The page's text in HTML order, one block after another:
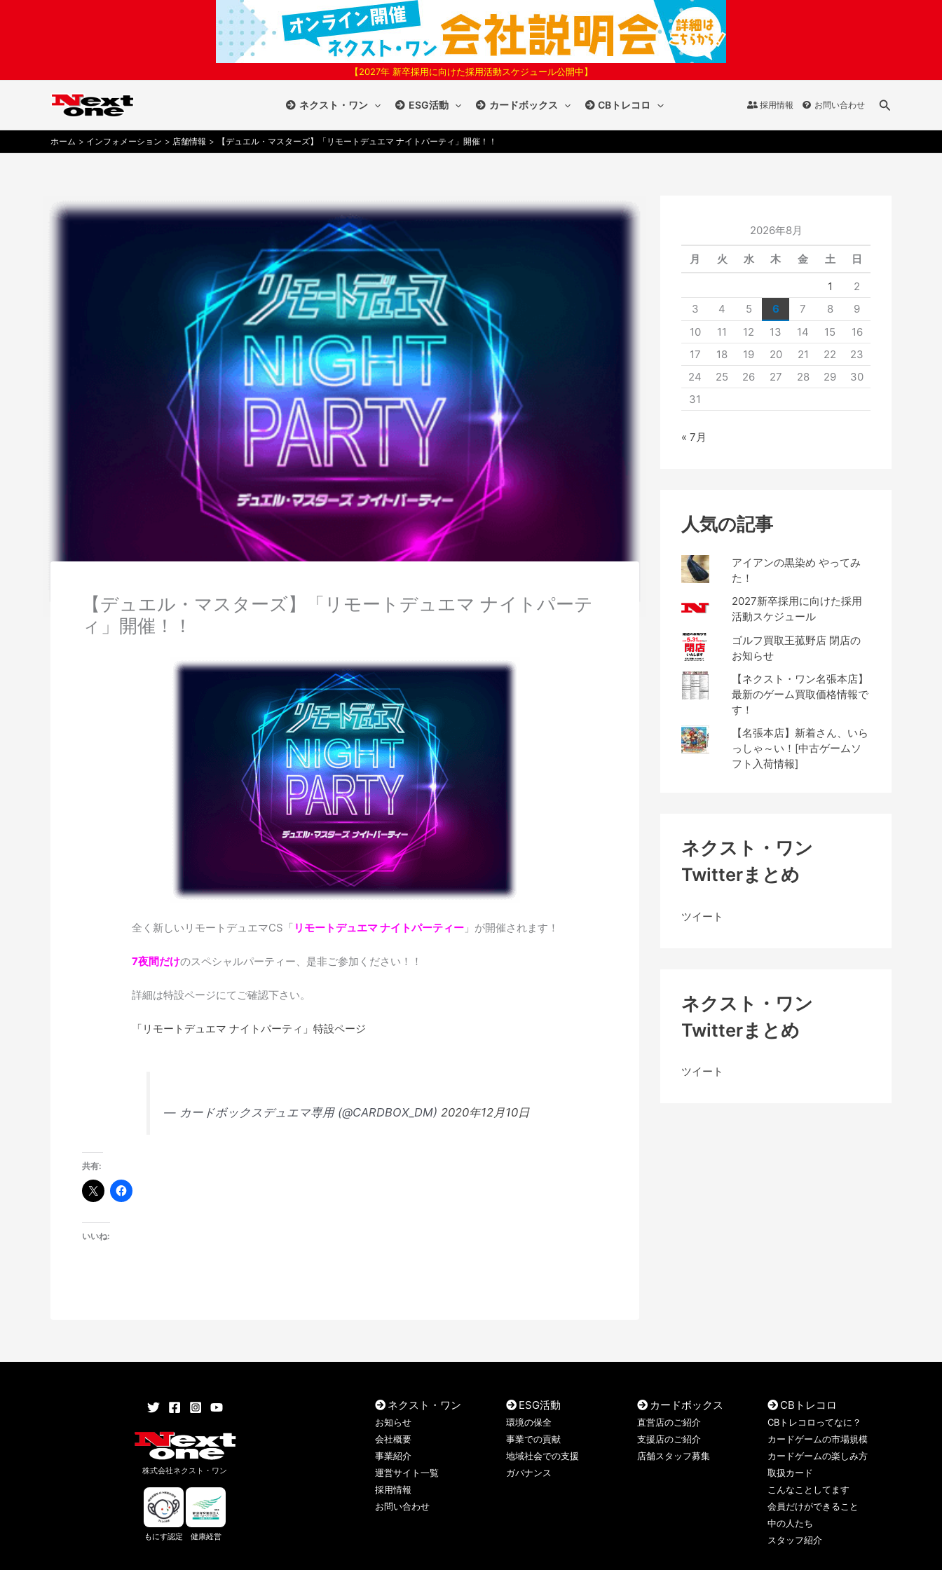
【2027年 新卒採用に向けた採用活動スケジュール公開中】
ネクスト・ワン ESG活動 カードボックス CBトレコロ 採用情報 お問い合わせ
検
ホーム インフォメーション 店舗情報 【デュエル・マスターズ】「リモートデュエマ ナイトパーティ」開催！！
【デュエル・マスターズ】「リモートデュエマ ナイトパーテ
ィ」開催！！
全く新しいリモートデュエマCS「 リモートデュエマ ナイトパーティー」が開催されます！
7夜間だけのスペシャルパーティー、是非ご参加ください！！
詳細は特設ページにてご確認下さい。
「リモートデュエマ ナイトパーティ」特設ページ
— カードボックスデュエマ専用 (@CARDBOX_DM) 2020年12月10日
共有:
いいね:
2026年8月
月 火 水 木 金 土 日
1
2
3
4 5 6 7 8
9
10
11 12 13 14 15
16
17
18 19 20 21 22
23
24
25 26 27 28 29
30
31
« 7月
人気の記事
アイアンの黒染め やってみ
た！
2027新卒採用に向けた採用
活動スケジュール
ゴルフ買取王菰野店 閉店の
お知らせ
【ネクスト・ワン名張本店】
最新のゲーム買取価格情報で
す！
【名張本店】新着さん、いら
っしゃ～い！[中古ゲームソ
フト入荷情報]
ネクスト・ワン
Twitterまとめ
ツイート
ネクスト・ワン
Twitterまとめ
ツイート
株式会社ネクスト・ワン
もにす認定 健康経営
ネクスト・ワン
お知らせ
会社概要
事業紹介
運営サイト一覧
採用情報
お問い合わせ
ESG活動
環境の保全
事業での貢献
地域社会での支援
ガバナンス
カードボックス
直営店のご紹介
支援店のご紹介
店舗スタッフ募集
CBトレコロ
CBトレコロってなに？
カードゲームの市場規模
カードゲームの楽しみ方
取扱カード
こんなことしてます
会員だけができること
中の人たち
スタッフ紹介